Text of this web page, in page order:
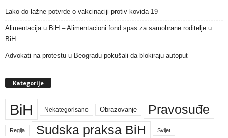
Lako do lažne potvrde o vakcinaciji protiv kovida 19
Alimentacija u BiH – Alimentacioni fond spas za samohrane roditelje u
BiH
Advokati na protestu u Beogradu pokušali da blokiraju autoput
Kategorije
BiH Nekategorisano Obrazovanje Pravosuđe
Regija Sudska praksa BiH Svijet